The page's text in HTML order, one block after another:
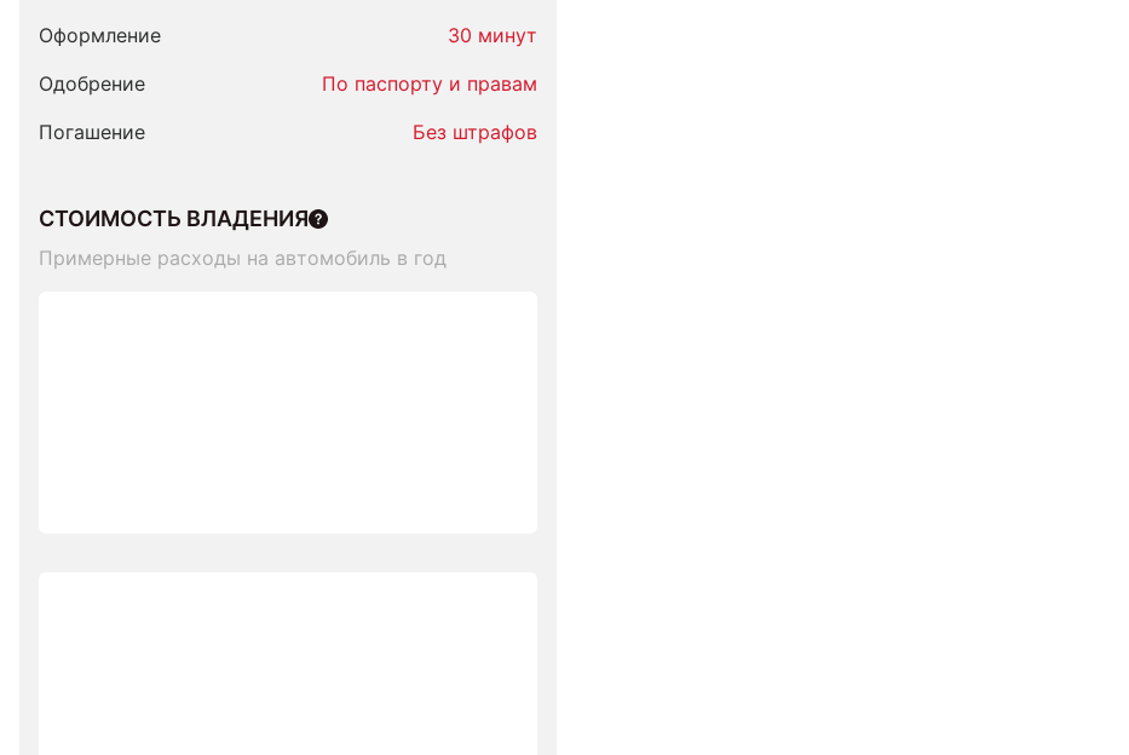
Оформление
30 минут
Одобрение
По паспорту и правам
Погашение
Без штрафов
СТОИМОСТЬ ВЛАДЕНИЯ
Примерные расходы на автомобиль в год